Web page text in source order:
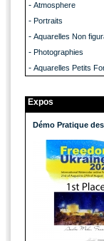
- Atmosphere
- Portraits
- Aquarelles Non
- Photographies
- Aquarelles Petits
Expos
Démo Pratique